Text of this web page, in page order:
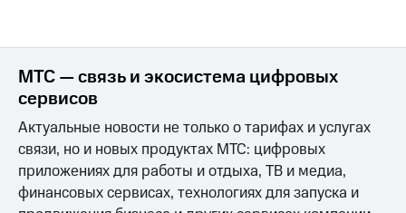
МТС — связь и экосистема цифровых
сервисов
Актуальные новости не только о тарифах и услугах
связи, но и новых продуктах МТС: цифровых
приложениях для работы и отдыха, ТВ и медиа,
финансовых сервисах, технологиях для запуска и